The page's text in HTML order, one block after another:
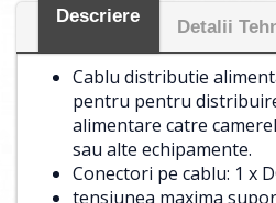
Descriere
Detalii
Cablu distributie
pentru pentru
alimentare catre
sau alte echipamente.
Conectori pe cablu: 1 x
tensiunea maxima